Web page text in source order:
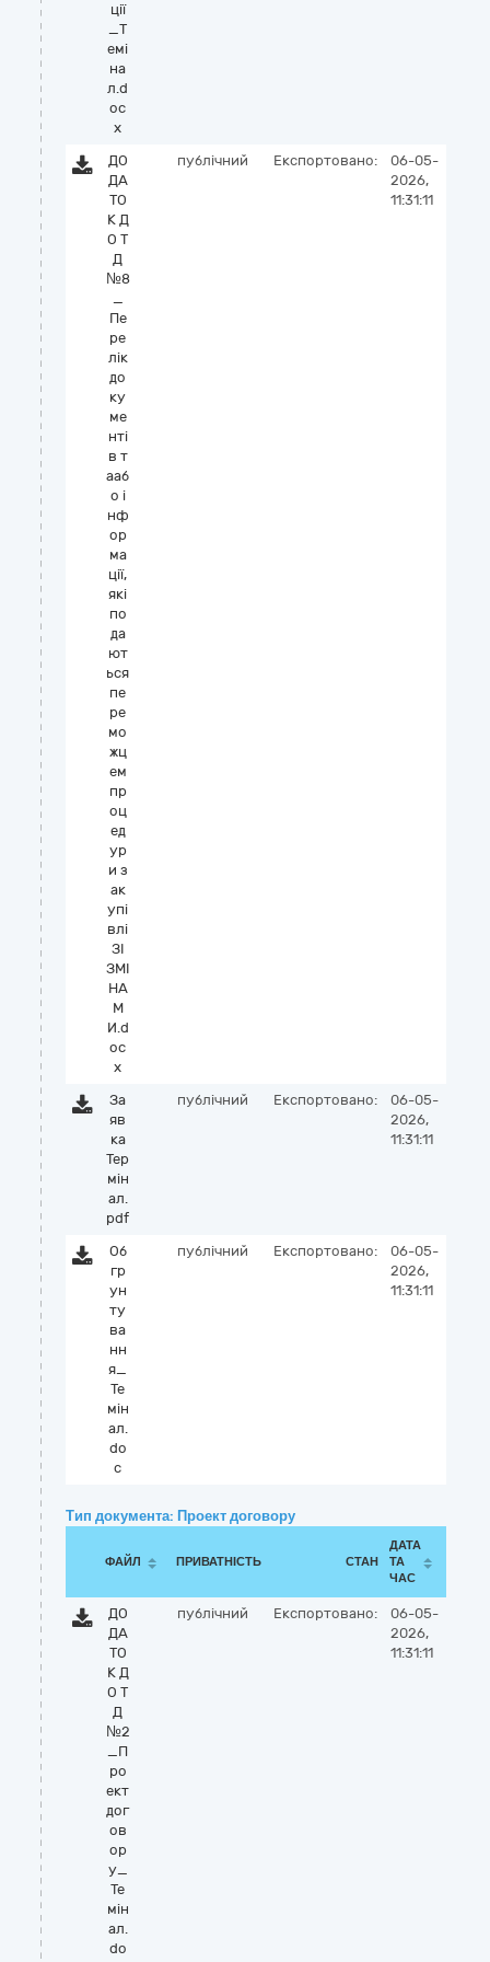
ції
_Т
емі
на
л.d
oc
x
ДО
ДА
ТО
К Д
О Т
Д
№8
_
Пе
ре
лік
до
ку
ме
нті
в т
ааб
о і
нф
ор
ма
ції,
які
по
да
ют
ься
пе
ре
мо
жц
ем
пр
оц
ед
ур
и з
ак
упі
влі
ЗІ
ЗМІ
НА
М
И.d
oc
x
публічний Експортовано:
06-05-
2026,
11:31:11
За
яв
ка
Тер
мін
ал.
pdf
публічний Експортовано:
06-05-
2026,
11:31:11
Об
гр
ун
ту
ва
нн
я_
Те
мін
ал.
do
c
публічний Експортовано:
06-05-
2026,
11:31:11
Тип документа: Проект договору
ФАЙЛ ПРИВАТНІСТЬ СТАН
ДАТА
ТА
ЧАС
ДО
ДА
ТО
К Д
О Т
Д
№2
_П
ро
ект
дог
ов
ор
у_
Те
мін
ал.
do
публічний Експортовано:
06-05-
2026,
11:31:11